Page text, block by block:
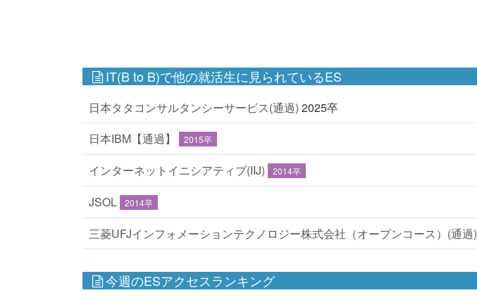
IT(B to B)で他の就活生に見られているES
日本タタコンサルタンシーサービス(通過) 2025卒
日本IBM【通過】
2015卒
インターネットイニシアティブ(IIJ) 2014卒
JSOL 2014卒
三菱UFJインフォメーションテクノロジー株式会社（オープンコース）(通過)
今週のESアクセスランキング